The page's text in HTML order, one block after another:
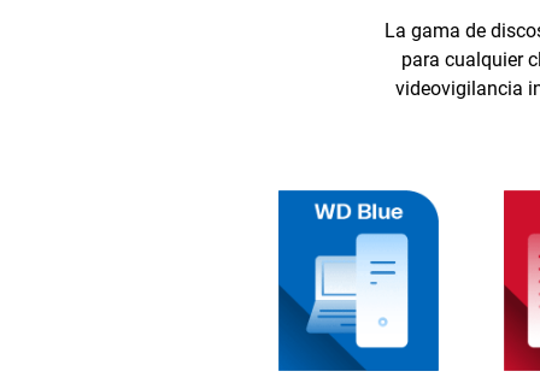
La gama de
para cualquier
videovigilancia